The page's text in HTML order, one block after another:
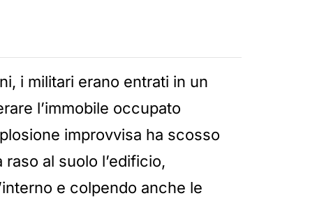
i militari erano entrati in un
l’immobile occupato
improvvisa ha scosso
raso al suolo l’edificio,
e colpendo anche le